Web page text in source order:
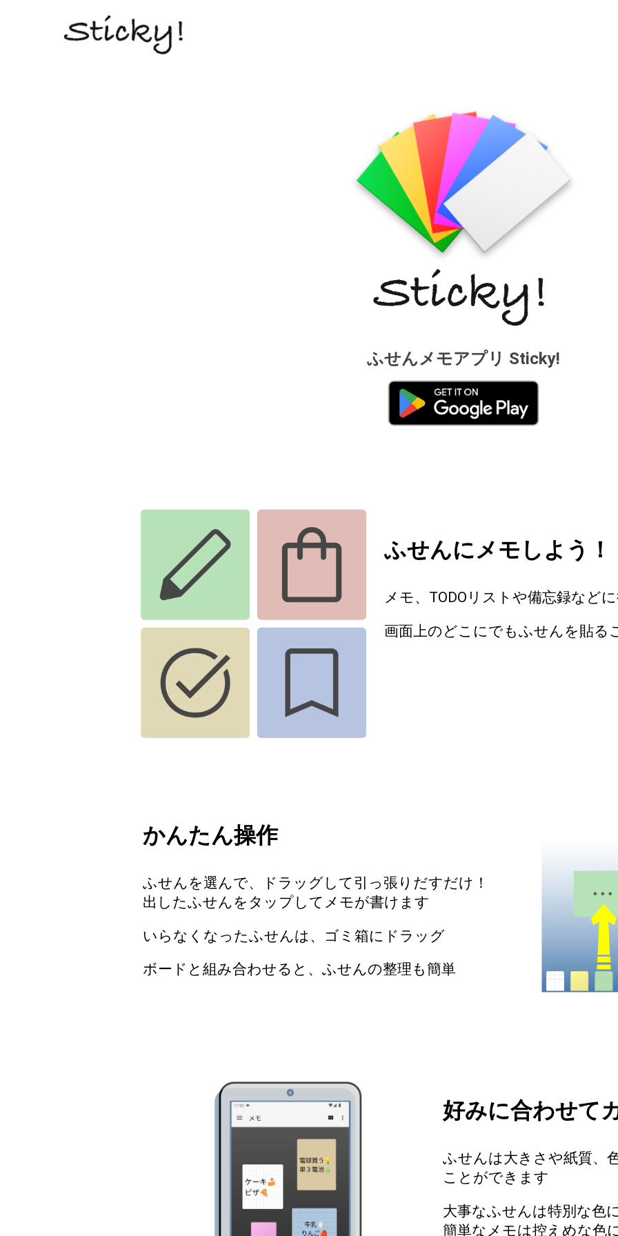
ふせんメモアプリ Sticky!
ふせんにメモしよう！
メモ、TODOリストや備忘録など
画面上のどこにでもふせんを貼る
かんたん操作
ふせんを選んで、ドラッグして引っ張りだすだけ！
出したふせんをタップしてメモが書けます
いらなくなったふせんは、ゴミ箱にドラッグ
ボードと組み合わせると、ふせんの整理も簡単
好みに合わせて
ふせんは大きさや紙質、
ことができます
大事なふせんは特別な色に
簡単なメモは控えめな色